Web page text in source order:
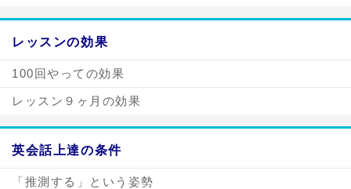
レッスンの効果
100回やっての効果
レッスン９ヶ月の効果
英会話上達の条件
「推測する」という姿勢